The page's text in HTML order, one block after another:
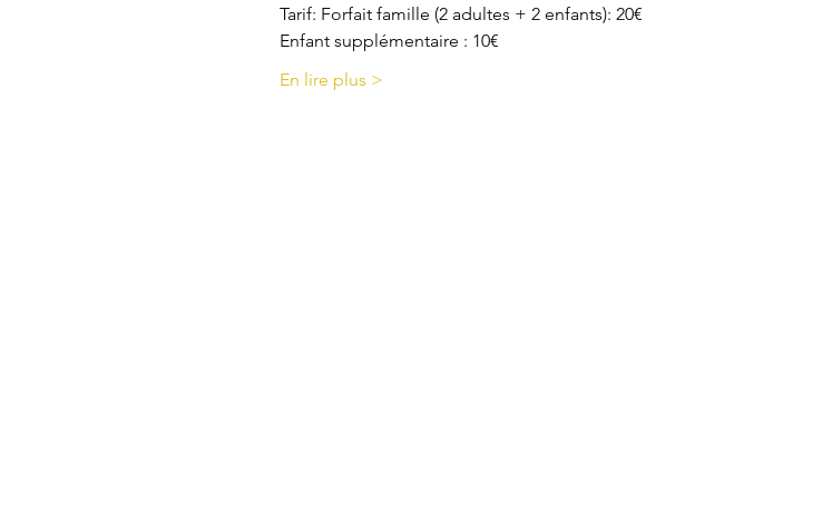
Tarif: Forfait famille (2 adultes + 2 enfants): 20€
Enfant supplémentaire : 10€
En lire plus >